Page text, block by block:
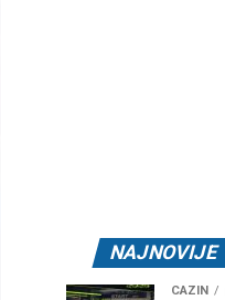
NAJNOVIJE
CAZIN